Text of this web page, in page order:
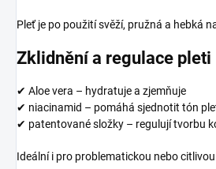
Pleť je po použití svěží, pružná a hebká
Zklidnění a regulace pleti
✔ Aloe vera – hydratuje a zjemňuje
✔ niacinamid – pomáhá sjednotit tón
✔ patentované složky – regulují tvorbu
Ideální i pro problematickou nebo